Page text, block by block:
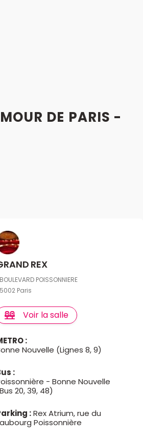
DE PARIS -
REX
POISSONNIERE
Paris
Voir la salle
:
Nouvelle (Lignes 8, 9)
:
- Bonne Nouvelle
20, 39, 48)
:Rex Atrium, rue du
Poissonnière